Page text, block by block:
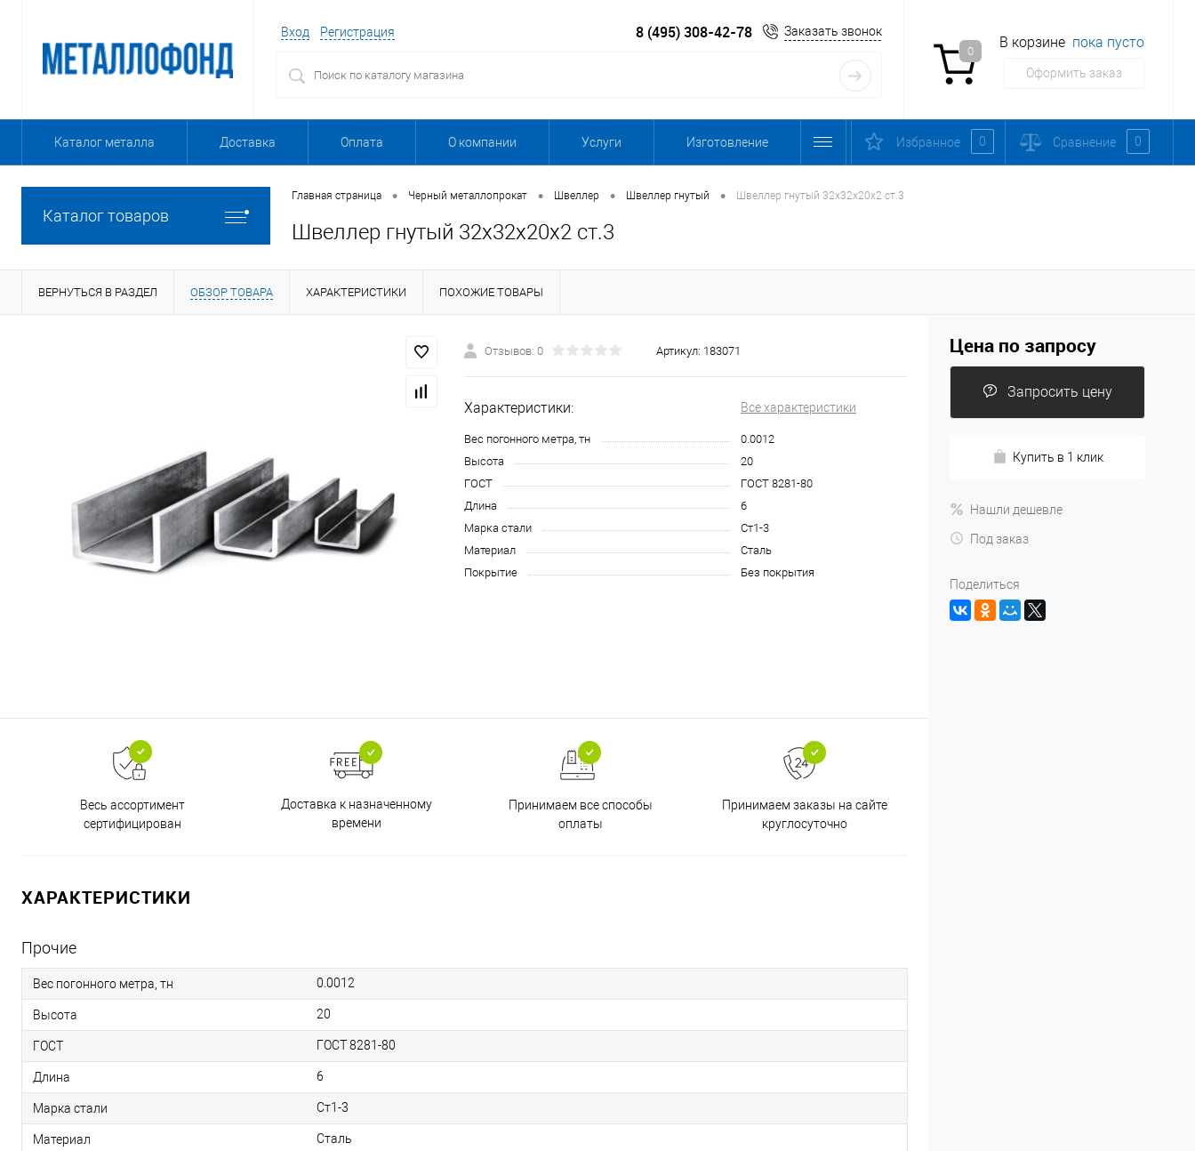
Вход Регистрация 8 (495) 308-42-78 Заказать звонок
0
В корзине пока пусто
Оформить заказ
Каталог металла Доставка Оплата О компании Услуги Изготовление Избранное 0 Сравнение 0
Каталог товаров
Главная страница • Черный металлопрокат • Швеллер • Швеллер гнутый • Швеллер гнутый 32х32х20х2 ст.3
Швеллер гнутый 32х32х20х2 ст.3
ВЕРНУТЬСЯ В РАЗДЕЛ ОБЗОР ТОВАРА ХАРАКТЕРИСТИКИ ПОХОЖИЕ ТОВАРЫ
Отзывов: 0 Артикул: 183071
Характеристики: Все характеристики
Вес погонного метра, тн
0.0012
Высота
20
ГОСТ
ГОСТ 8281-80
Длина
6
Марка стали
Ст1-3
Материал
Сталь
Покрытие
Без покрытия
Весь ассортимент
сертифицирован
Доставка к назначенному
времени
Принимаем все способы
оплаты
Принимаем заказы на сайте
круглосуточно
ХАРАКТЕРИСТИКИ
Прочие
Вес погонного метра, тн 0.0012
Высота 20
ГОСТ ГОСТ 8281-80
Длина 6
Марка стали Ст1-3
Материал Сталь
Цена по запросу
Запросить цену
Купить в 1 клик
Нашли дешевле
Под заказ
Поделиться